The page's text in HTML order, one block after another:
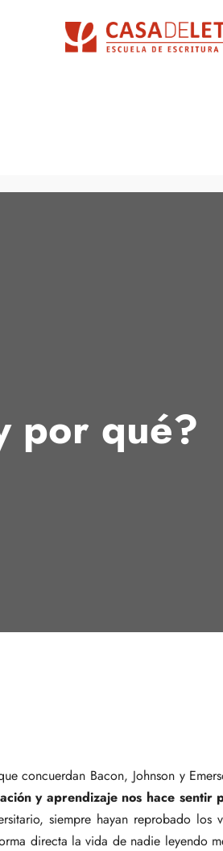
por qué?
concuerdan Bacon, Johnson y
y aprendizaje nos hace sentir
siempre hayan reprobado
directa la vida de nadie leyendo